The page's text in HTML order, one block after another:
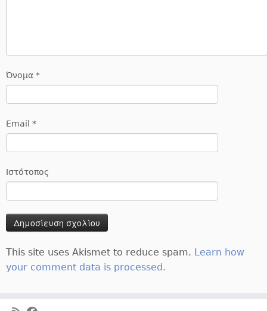
Όνομα *
Email *
Ιστότοπος
This site uses Akismet to reduce spam. Learn how
your comment data is processed.